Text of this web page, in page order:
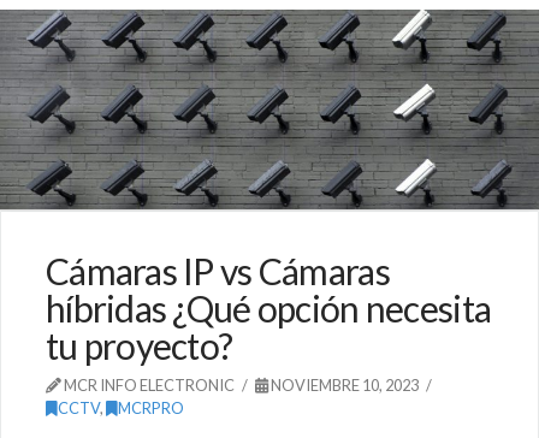
Cámaras IP vs Cámaras
híbridas ¿Qué opción necesita
tu proyecto?
MCR INFO ELECTRONIC
NOVIEMBRE 10, 2023
CCTV, MCRPRO